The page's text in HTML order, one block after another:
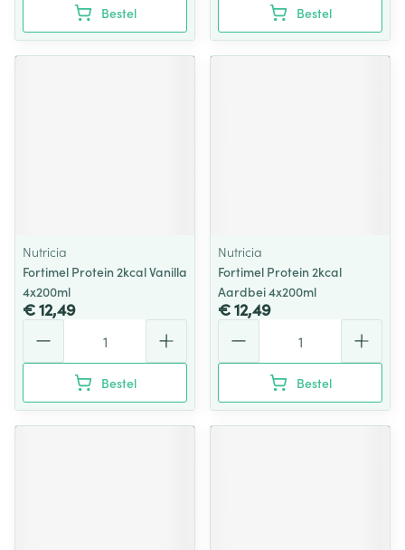
Bestel Bestel
Nutricia
Fortimel Protein 2kcal Vanilla
4x200ml
€ 12,49
Bestel
Nutricia
Fortimel Protein 2kcal
Aardbei 4x200ml
€ 12,49
Bestel